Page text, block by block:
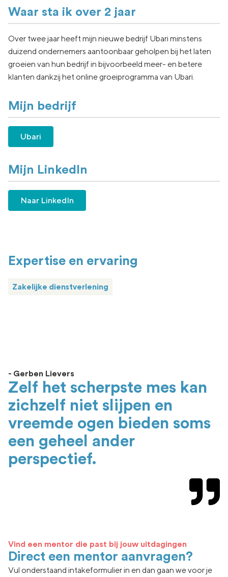
Waar sta ik over 2 jaar
Over twee jaar heeft mijn nieuwe bedrijf Ubari minstens
duizend ondernemers aantoonbaar geholpen bij het laten
groeien van hun bedrijf in bijvoorbeeld meer- en betere
klanten dankzij het online groeiprogramma van Ubari.
Mijn bedrijf
Ubari
Mijn LinkedIn
Naar LinkedIn
Expertise en ervaring
Zakelijke dienstverlening
- Gerben Lievers
Zelf het scherpste mes kan
zichzelf niet slijpen en
vreemde ogen bieden soms
een geheel ander
perspectief.
Vind een mentor die past bij jouw uitdagingen
Direct een mentor aanvragen?
Vul onderstaand intakeformulier in en dan gaan we voor je